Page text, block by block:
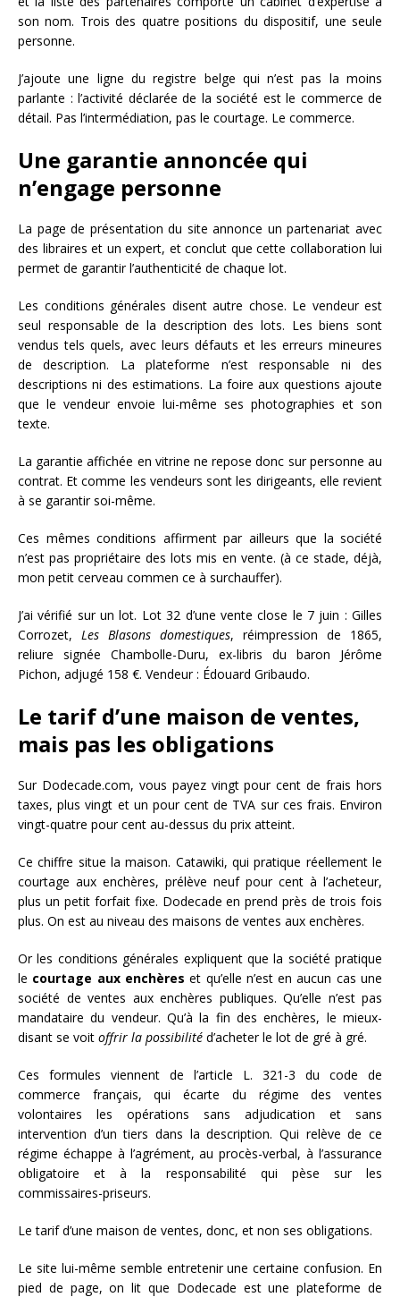
son nom. Trois des quatre positions du dispositif, une seule
personne.
J’ajoute une ligne du registre belge qui n’est pas la moins
parlante : l’activité déclarée de la société est le commerce de
détail. Pas l’intermédiation, pas le courtage. Le commerce.
Une garantie annoncée qui
n’engage personne
La page de présentation du site annonce un partenariat avec
des libraires et un expert, et conclut que cette collaboration lui
permet de garantir l’authenticité de chaque lot.
Les conditions générales disent autre chose. Le vendeur est
seul responsable de la description des lots. Les biens sont
vendus tels quels, avec leurs défauts et les erreurs mineures
de description. La plateforme n’est responsable ni des
descriptions ni des estimations. La foire aux questions ajoute
que le vendeur envoie lui-même ses photographies et son
texte.
La garantie affichée en vitrine ne repose donc sur personne au
contrat. Et comme les vendeurs sont les dirigeants, elle revient
à se garantir soi-même.
Ces mêmes conditions affirment par ailleurs que la société
n’est pas propriétaire des lots mis en vente. (à ce stade, déjà,
mon petit cerveau commen ce à surchauffer).
J’ai vérifié sur un lot. Lot 32 d’une vente close le 7 juin : Gilles
Corrozet, Les Blasons domestiques, réimpression de 1865,
reliure signée Chambolle-Duru, ex-libris du baron Jérôme
Pichon, adjugé 158 €. Vendeur : Édouard Gribaudo.
Le tarif d’une maison de ventes,
mais pas les obligations
Sur Dodecade.com, vous payez vingt pour cent de frais hors
taxes, plus vingt et un pour cent de TVA sur ces frais. Environ
vingt-quatre pour cent au-dessus du prix atteint.
Ce chiffre situe la maison. Catawiki, qui pratique réellement le
courtage aux enchères, prélève neuf pour cent à l’acheteur,
plus un petit forfait fixe. Dodecade en prend près de trois fois
plus. On est au niveau des maisons de ventes aux enchères.
Or les conditions générales expliquent que la société pratique
le courtage aux enchères et qu’elle n’est en aucun cas une
société de ventes aux enchères publiques. Qu’elle n’est pas
mandataire du vendeur. Qu’à la fin des enchères, le mieux-
disant se voit offrir la possibilité d’acheter le lot de gré à gré.
Ces formules viennent de l’article L. 321-3 du code de
commerce français, qui écarte du régime des ventes
volontaires les opérations sans adjudication et sans
intervention d’un tiers dans la description. Qui relève de ce
régime échappe à l’agrément, au procès-verbal, à l’assurance
obligatoire et à la responsabilité qui pèse sur les
commissaires-priseurs.
Le tarif d’une maison de ventes, donc, et non ses obligations.
Le site lui-même semble entretenir une certaine confusion. En
pied de page, on lit que Dodecade est une plateforme de